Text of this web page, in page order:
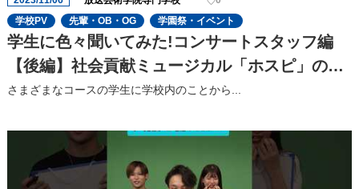
学校PV
先輩・OB・OG 学園祭・イベント
学生に色々聞いてみた!コンサートスタッフ編
【後編】社会貢献ミュージカル「ホスピ」の⾒
どころを聞いてみた!
さまざまなコースの学⽣に学校内のことから...